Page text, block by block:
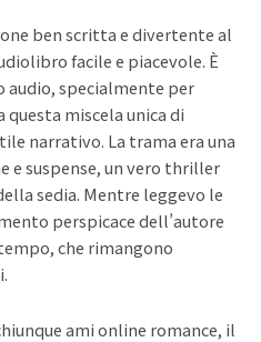
ben scritta e divertente al
facile e piacevole. È
audio, specialmente per
miscela unica di
narrativo. La trama era una
e suspense, un vero thriller
sedia. Mentre leggevo le
perspicace dell’autore
che rimangono
ami online romance, il